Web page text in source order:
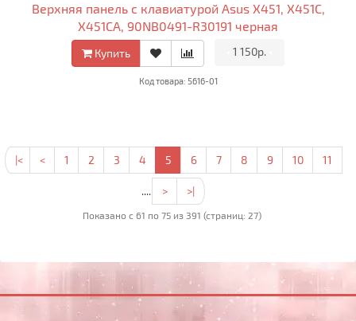
Верхняя панель с клавиатурой Asus X451, X451C,
X451CA, 90NB0491-R30191 черная
Купить 1 150р.
Код товара: 5616-01
|< < 1 2 3 4 5 6 7 8 9 10 11
.... > >|
Показано с 61 по 75 из 391 (страниц: 27)